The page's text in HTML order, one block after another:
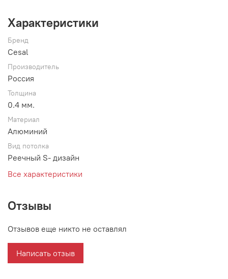
Характеристики
Бренд
Cesal
Производитель
Россия
Толщина
0.4 мм.
Материал
Алюминий
Вид потолка
Реечный S- дизайн
Все характеристики
Отзывы
Отзывов еще никто не оставлял
Написать отзыв